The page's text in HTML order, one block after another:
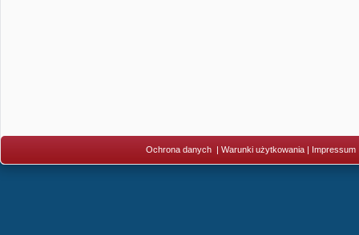
Ochrona danych | Warunki użytkowania | Impressum